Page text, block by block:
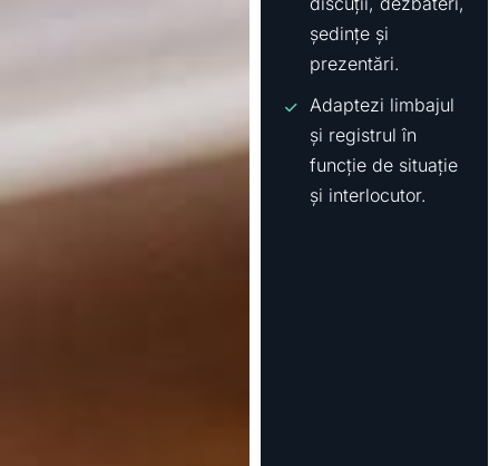
ședințe și
prezentări.
Adaptezi limbajul
și registrul în
funcție de situație
și interlocutor.